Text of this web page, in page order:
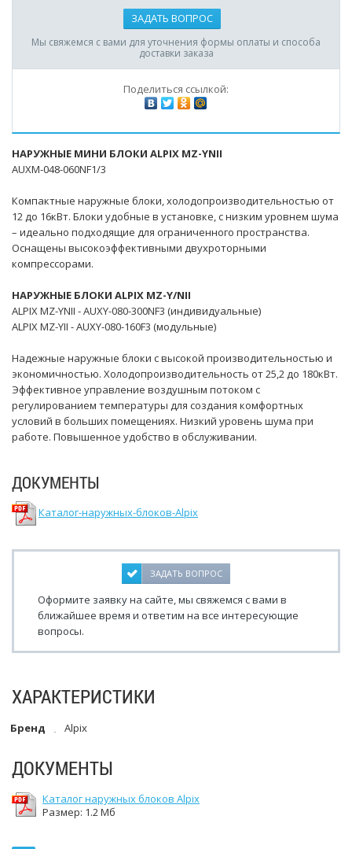
ЗАДАТЬ ВОПРОС
Мы свяжемся с вами для уточнения формы оплаты и способа
доставки заказа
Поделиться ссылкой:
НАРУЖНЫЕ МИНИ БЛОКИ ALPIX MZ-YNII
AUXM-048-060NF1/3
Компактные наружные блоки, холодопроизводительностью от
12 до 16кВт. Блоки удобные в установке, с низким уровнем шума
– идеально подходящие для ограниченного пространства.
Оснащены высокоэффективными двухроторными
компрессорами.
НАРУЖНЫЕ БЛОКИ ALPIX MZ-Y/NII
ALPIX MZ-YNII - AUXY-080-300NF3 (индивидуальные)
ALPIX MZ-YII - AUXY-080-160F3 (модульные)
Надежные наружные блоки с высокой производительностью и
экономичностью. Холодопроизводительность от 25,2 до 180кВт.
Эффективное управление воздушным потоком с
регулированием температуры для создания комфортных
условий в больших помещениях. Низкий уровень шума при
работе. Повышенное удобство в обслуживании.
ДОКУМЕНТЫ
Каталог-наружных-блоков-Alpix
ЗАДАТЬ ВОПРОС
Оформите заявку на сайте, мы свяжемся с вами в
ближайшее время и ответим на все интересующие
вопросы.
ХАРАКТЕРИСТИКИ
Бренд Alpix
ДОКУМЕНТЫ
Каталог наружных блоков Alpix
Размер: 1.2 Мб